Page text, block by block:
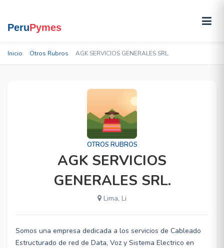
Inicio Otros Rubros AGK SERVICIOS GENERALES SRL.
OTROS RUBROS
AGK SERVICIOS
GENERALES SRL.
Lima, Li
Somos una empresa dedicada a los servicios de Cableado
Estructurado de red de Data, Voz y Sistema Electrico en